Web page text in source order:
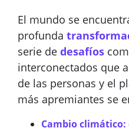
El mundo se
profunda
serie de desafíos
interconectados que
de las personas y el
más apremiantes se
Cambio climático: